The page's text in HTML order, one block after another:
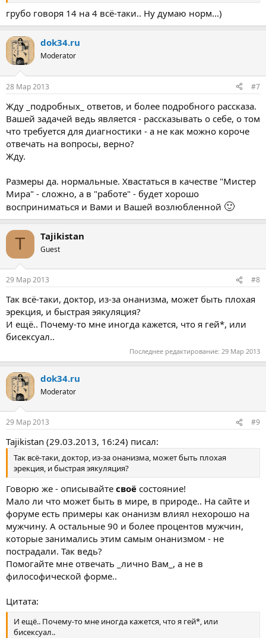
грубо говоря 14 на 4 всё-таки.. Ну думаю норм...)
dok34.ru
Moderator
28 Мар 2013 #7
Жду _подробных_ ответов, и более подробного рассказа.
Вашей задачей ведь является - рассказывать о себе, о том
что требуется для диагностики - а не как можно короче
отвечать на вопросы, верно?
Жду.
Размеры да. нормальные. Хвастаться в качестве "Мистер
Мира" - сложно, а в "работе" - будет хорошо
восприниматься и Вами и Вашей возлюбленной 🙂
T Tajikistan
Guest
29 Мар 2013 #8
Так всё-таки, доктор, из-за онанизма, может быть плохая
эрекция, и быстрая эякуляция?
И ещё.. Почему-то мне иногда кажется, что я гей*, или
бисексуал..
Последнее редактирование: 29 Мар 2013
dok34.ru
Moderator
29 Мар 2013 #9
Tajikistan (29.03.2013, 16:24) писал:
Так всё-таки, доктор, из-за онанизма, может быть плохая
эрекция, и быстрая эякуляция?
Говорю же - описывайте своё состояние!
Мало ли что может быть в мире, в природе.. На сайте и
форуме есть примеры как онанизм влиял нехорошо на
мужчину. А остальные 90 и более процентов мужчин,
которые занимались этим самым онанизмом - не
пострадали. Так ведь?
Помогайте мне отвечать _лично Вам_, а не в
философической форме..
Цитата:
И ещё.. Почему-то мне иногда кажется, что я гей*, или
бисексуал..